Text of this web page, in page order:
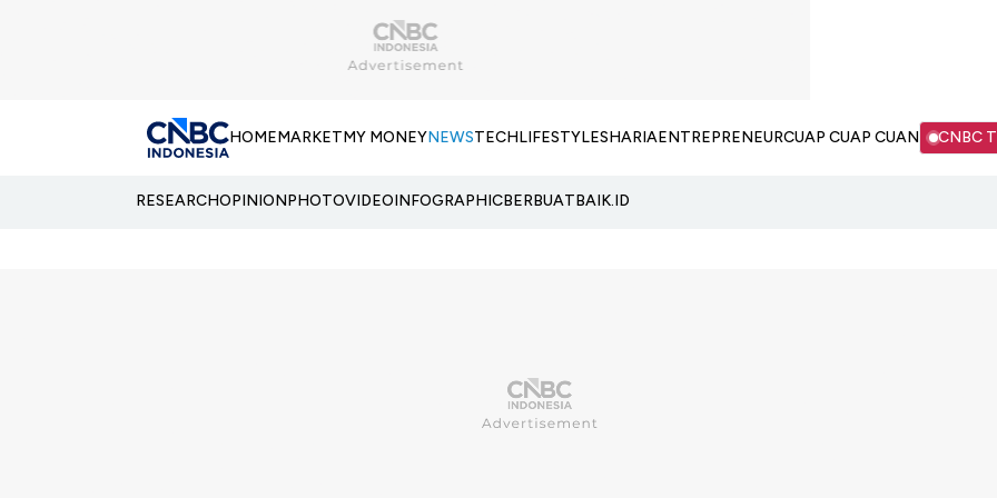
HOMEMARKETMY MONEYNEWSTECHLIFESTYLESHARIAENTREPRENEURCUAP CUAP CUAN CNBC
RESEARCHOPINIONPHOTOVIDEOINFOGRAPHICBERBUATBAIK.ID